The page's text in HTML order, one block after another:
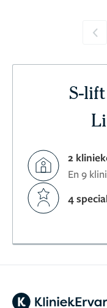
S-
2
En 9
4